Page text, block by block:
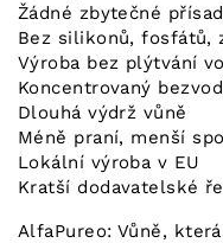
Žádné zbytečné
Bez silikonů, fosfátů,
Výroba bez plýtvání
Koncentrovaný
Dlouhá výdrž vůně
Méně praní, menší
Lokální výroba v EU
Kratší dodavatelské
AlfaPureo: Vůně,